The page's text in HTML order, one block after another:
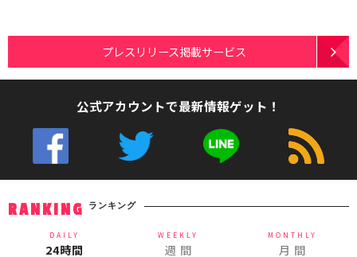
プレスリリース掲載サービス
公式アカウントで最新情報ゲット！
RANKING ランキング
DAILY
24時間
WEEKLY
週 間
MONTHLY
月 間